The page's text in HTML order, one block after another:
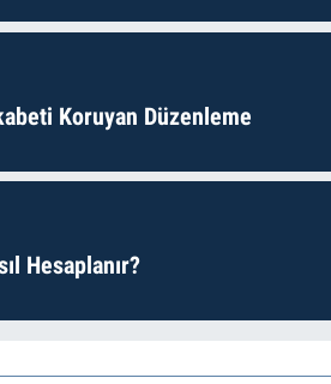
Koruyan Düzenleme
Hesaplanır?